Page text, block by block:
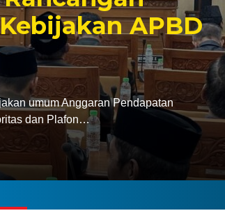
APBD
umum Anggaran Pendapatan
dan Plafon…